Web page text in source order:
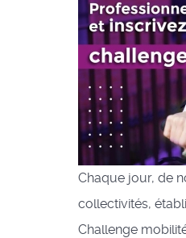
Chaque jour, de
collectivités,
Challenge